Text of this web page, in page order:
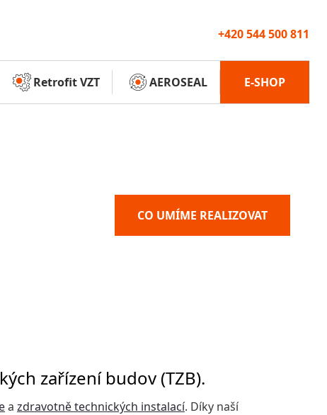
+420 544 500 811
Retrofit VZT AEROSEAL E-SHOP
CO UMÍME REALIZOVAT
zařízení budov (TZB).
a zdravotně technických instalací. Díky naší